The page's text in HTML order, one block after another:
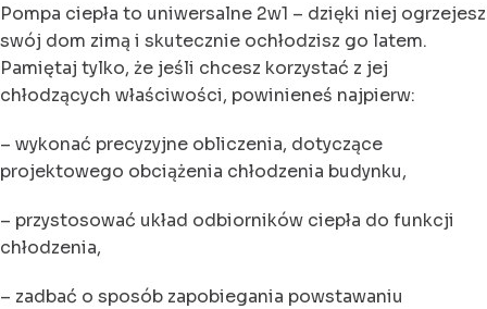
Pompa ciepła to uniwersalne 2w1 – dzięki niej ogrzejesz
swój dom zimą i skutecznie ochłodzisz go latem.
Pamiętaj tylko, że jeśli chcesz korzystać z jej
chłodzących właściwości, powinieneś najpierw:
– wykonać precyzyjne obliczenia, dotyczące
projektowego obciążenia chłodzenia budynku,
– przystosować układ odbiorników ciepła do funkcji
chłodzenia,
– zadbać o sposób zapobiegania powstawaniu